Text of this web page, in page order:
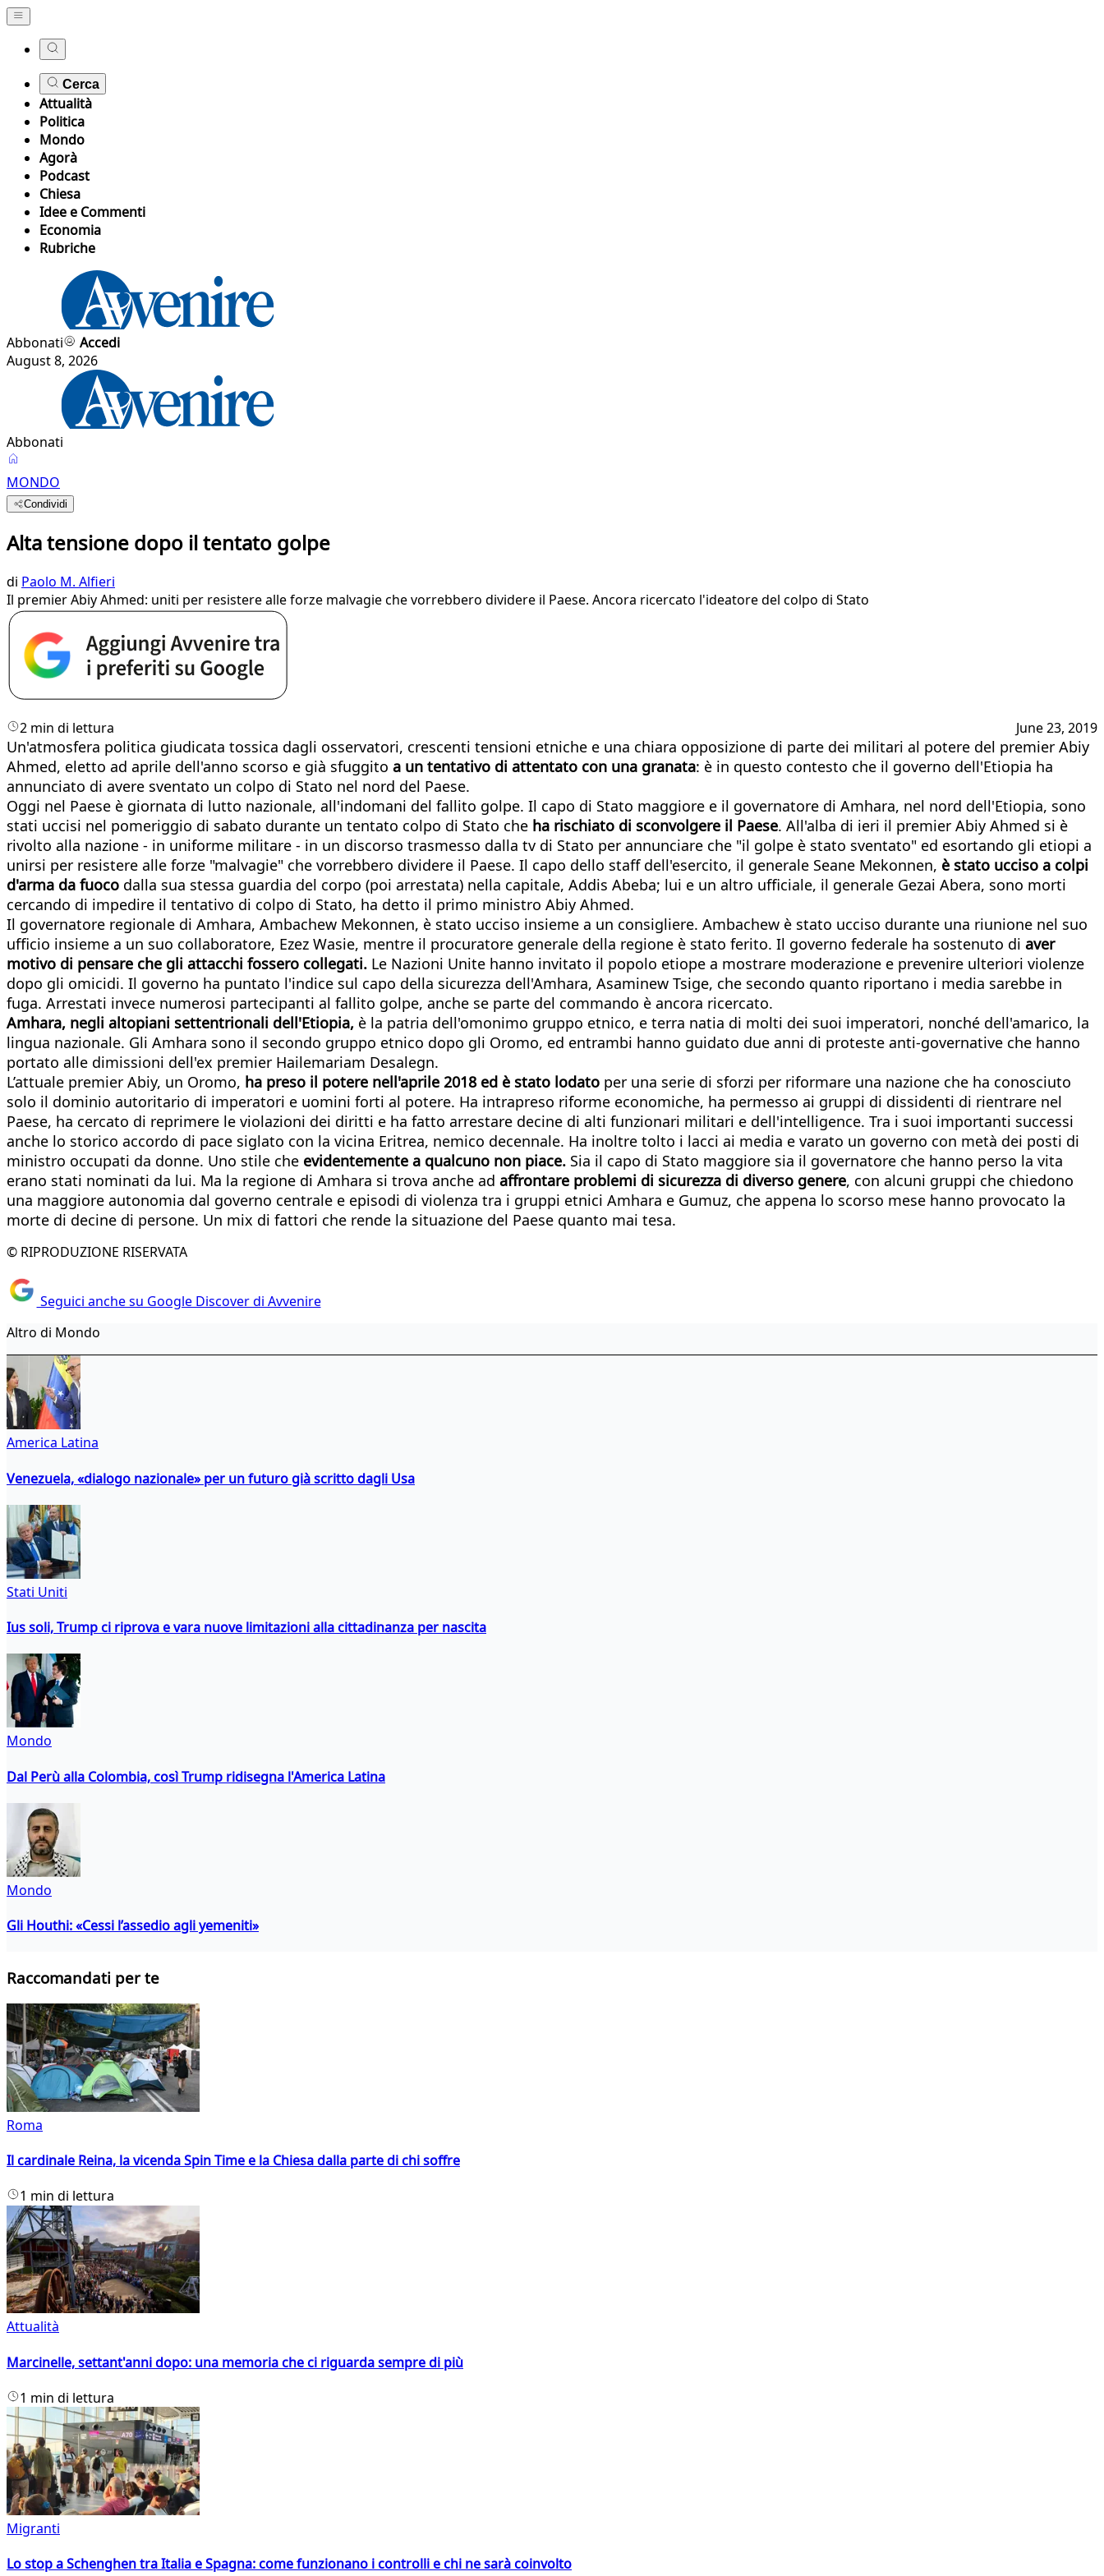
Cerca
Attualità
Politica
Mondo
Agorà
Podcast
Chiesa
Idee e Commenti
Economia
Rubriche
Abbonati
Accedi
August 8, 2026
Abbonati
MONDO
Condividi
Alta tensione dopo il tentato golpe
di Paolo M. Alfieri
Il premier Abiy Ahmed: uniti per resistere alle forze malvagie che vorrebbero dividere il Paese. Ancora ricercato l'ideatore del colpo di Stato
2 min di lettura June 23, 2019
Un'atmosfera politica giudicata tossica dagli osservatori, crescenti tensioni etniche e una chiara opposizione di parte dei militari al potere del premier Abiy
Ahmed, eletto ad aprile dell'anno scorso e già sfuggito a un tentativo di attentato con una granata: è in questo contesto che il governo dell'Etiopia ha
annunciato di avere sventato un colpo di Stato nel nord del Paese.
Oggi nel Paese è giornata di lutto nazionale, all'indomani del fallito golpe. Il capo di Stato maggiore e il governatore di Amhara, nel nord dell'Etiopia, sono
stati uccisi nel pomeriggio di sabato durante un tentato colpo di Stato che ha rischiato di sconvolgere il Paese. All'alba di ieri il premier Abiy Ahmed si è
rivolto alla nazione - in uniforme militare - in un discorso trasmesso dalla tv di Stato per annunciare che "il golpe è stato sventato" ed esortando gli etiopi a
unirsi per resistere alle forze "malvagie" che vorrebbero dividere il Paese. Il capo dello staff dell'esercito, il generale Seane Mekonnen, è stato ucciso a colpi
d'arma da fuoco dalla sua stessa guardia del corpo (poi arrestata) nella capitale, Addis Abeba; lui e un altro ufficiale, il generale Gezai Abera, sono morti
cercando di impedire il tentativo di colpo di Stato, ha detto il primo ministro Abiy Ahmed.
Il governatore regionale di Amhara, Ambachew Mekonnen, è stato ucciso insieme a un consigliere. Ambachew è stato ucciso durante una riunione nel suo
ufficio insieme a un suo collaboratore, Ezez Wasie, mentre il procuratore generale della regione è stato ferito. Il governo federale ha sostenuto di aver
motivo di pensare che gli attacchi fossero collegati. Le Nazioni Unite hanno invitato il popolo etiope a mostrare moderazione e prevenire ulteriori violenze
dopo gli omicidi. Il governo ha puntato l'indice sul capo della sicurezza dell'Amhara, Asaminew Tsige, che secondo quanto riportano i media sarebbe in
fuga. Arrestati invece numerosi partecipanti al fallito golpe, anche se parte del commando è ancora ricercato.
Amhara, negli altopiani settentrionali dell'Etiopia, è la patria dell'omonimo gruppo etnico, e terra natia di molti dei suoi imperatori, nonché dell'amarico, la
lingua nazionale. Gli Amhara sono il secondo gruppo etnico dopo gli Oromo, ed entrambi hanno guidato due anni di proteste anti-governative che hanno
portato alle dimissioni dell'ex premier Hailemariam Desalegn.
L’attuale premier Abiy, un Oromo, ha preso il potere nell'aprile 2018 ed è stato lodato per una serie di sforzi per riformare una nazione che ha conosciuto
solo il dominio autoritario di imperatori e uomini forti al potere. Ha intrapreso riforme economiche, ha permesso ai gruppi di dissidenti di rientrare nel
Paese, ha cercato di reprimere le violazioni dei diritti e ha fatto arrestare decine di alti funzionari militari e dell'intelligence. Tra i suoi importanti successi
anche lo storico accordo di pace siglato con la vicina Eritrea, nemico decennale. Ha inoltre tolto i lacci ai media e varato un governo con metà dei posti di
ministro occupati da donne. Uno stile che evidentemente a qualcuno non piace. Sia il capo di Stato maggiore sia il governatore che hanno perso la vita
erano stati nominati da lui. Ma la regione di Amhara si trova anche ad affrontare problemi di sicurezza di diverso genere, con alcuni gruppi che chiedono
una maggiore autonomia dal governo centrale e episodi di violenza tra i gruppi etnici Amhara e Gumuz, che appena lo scorso mese hanno provocato la
morte di decine di persone. Un mix di fattori che rende la situazione del Paese quanto mai tesa.
© RIPRODUZIONE RISERVATA
Seguici anche su Google Discover di Avvenire
Altro di Mondo
America Latina
Venezuela, «dialogo nazionale» per un futuro già scritto dagli Usa
Stati Uniti
Ius soli, Trump ci riprova e vara nuove limitazioni alla cittadinanza per nascita
Mondo
Dal Perù alla Colombia, così Trump ridisegna l'America Latina
Mondo
Gli Houthi: «Cessi l’assedio agli yemeniti»
Raccomandati per te
Roma
Il cardinale Reina, la vicenda Spin Time e la Chiesa dalla parte di chi soffre
1 min di lettura
Attualità
Marcinelle, settant'anni dopo: una memoria che ci riguarda sempre di più
1 min di lettura
Migranti
Lo stop a Schenghen tra Italia e Spagna: come funzionano i controlli e chi ne sarà coinvolto